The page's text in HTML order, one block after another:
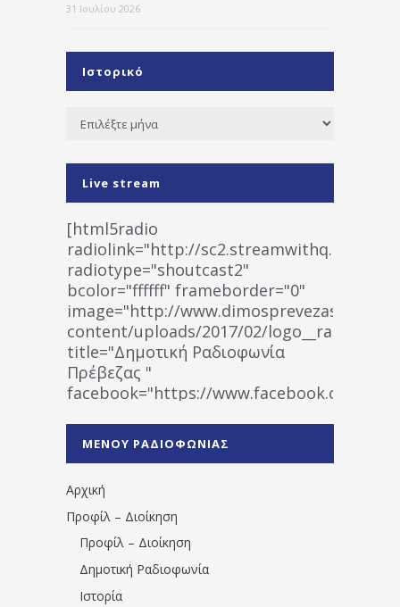
31 Ιουλίου 2026
Ιστορικό
Ιστορικό
Live stream
[html5radio
radiolink="http://
radiotype="shoutcast2"
bcolor="ffffff" frameborder="0"
image="http://www.dimosprevezas.gr/wp-
content/uploads/2017/02/
title="Δημοτική Ραδιοφωνία
Πρέβεζας "
facebook="https://www.facebook.com/
1531194763766854/" artist="" ]
ΜΕΝΟΥ ΡΑΔΙΟΦΩΝΙΑΣ
Αρχική
Προφίλ – Διοίκηση
Προφίλ – Διοίκηση
Δημοτική Ραδιοφωνία
Ιστορία